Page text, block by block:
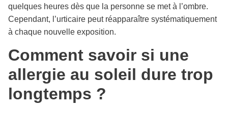
quelques heures dès que la personne se met à l’ombre.
Cependant, l’urticaire peut réapparaître systématiquement
à chaque nouvelle exposition.
Comment savoir si une
allergie au soleil dure trop
longtemps ?